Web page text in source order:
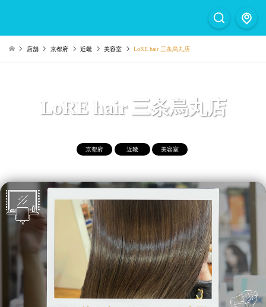
店舗 京都府 近畿 美容室 LoRE hair 三条烏丸店
LoRE hair 三条烏丸店
京都府 近畿 美容室